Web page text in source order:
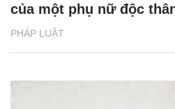
PHÁP LUẬT
của một phụ nữ độc